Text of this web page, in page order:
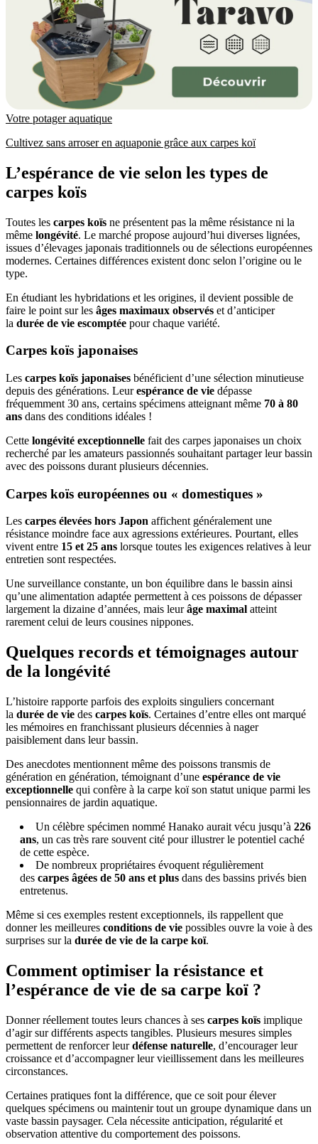
Votre potager aquatique
Cultivez sans arroser en aquaponie grâce aux carpes koï
L’espérance de vie selon les types de
carpes koïs
Toutes les carpes koïs ne présentent pas la même résistance ni la
même longévité. Le marché propose aujourd’hui diverses lignées,
issues d’élevages japonais traditionnels ou de sélections européennes
modernes. Certaines différences existent donc selon l’origine ou le
type.
En étudiant les hybridations et les origines, il devient possible de
faire le point sur les âges maximaux observés et d’anticiper
la durée de vie escomptée pour chaque variété.
Carpes koïs japonaises
Les carpes koïs japonaises bénéficient d’une sélection minutieuse
depuis des générations. Leurespérance de vie dépasse
fréquemment 30 ans, certains spécimens atteignant même 70 à 80
ans dans des conditions idéales !
Cette longévité exceptionnelle fait des carpes japonaises un choix
recherché par les amateurs passionnés souhaitant partager leur bassin
avec des poissons durant plusieurs décennies.
Carpes koïs européennes ou « domestiques »
Les carpes élevées hors Japon affichent généralement une
résistance moindre face aux agressions extérieures. Pourtant, elles
vivent entre 15 et 25 ans lorsque toutes les exigences relatives à leur
entretien sont respectées.
Une surveillance constante, un bon équilibre dans le bassin ainsi
qu’une alimentation adaptée permettent à ces poissons de dépasser
largement la dizaine d’années, mais leurâge maximal atteint
rarement celui de leurs cousines nippones.
Quelques records et témoignages autour
de la longévité
L’histoire rapporte parfois des exploits singuliers concernant
la durée de vie des carpes koïs. Certaines d’entre elles ont marqué
les mémoires en franchissant plusieurs décennies à nager
paisiblement dans leur bassin.
Des anecdotes mentionnent même des poissons transmis de
génération en génération, témoignant d’une espérance de vie
exceptionnelle qui confère à la carpe koï son statut unique parmi les
pensionnaires de jardin aquatique.
Un célèbre spécimen nommé Hanako aurait vécu jusqu’à 226
ans, un cas très rare souvent cité pour illustrer le potentiel caché
de cette espèce.
De nombreux propriétaires évoquent régulièrement
des carpes âgées de 50 ans et plus dans des bassins privés bien
entretenus.
Même si ces exemples restent exceptionnels, ils rappellent que
donner les meilleures conditions de vie possibles ouvre la voie à des
surprises sur la durée de vie de la carpe koï.
Comment optimiser la résistance et
l’espérance de vie de sa carpe koï ?
Donner réellement toutes leurs chances à ses carpes koïs implique
d’agir sur différents aspects tangibles. Plusieurs mesures simples
permettent de renforcer leurdéfense naturelle, d’encourager leur
croissance et d’accompagner leur vieillissement dans les meilleures
circonstances.
Certaines pratiques font la différence, que ce soit pour élever
quelques spécimens ou maintenir tout un groupe dynamique dans un
vaste bassin paysager. Cela nécessite anticipation, régularité et
observation attentive du comportement des poissons.